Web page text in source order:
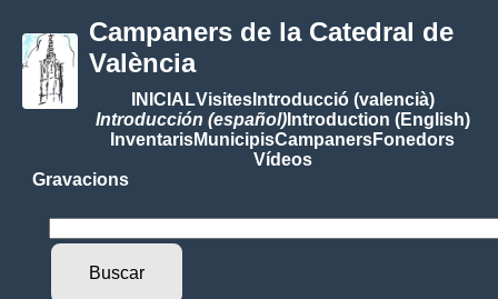
Campaners de la Catedral de
València
INICIALVisitesIntroducció (valencià)
Introducción (español)Introduction (English)
InventarisMunicipisCampanersFonedors
Vídeos
Gravacions